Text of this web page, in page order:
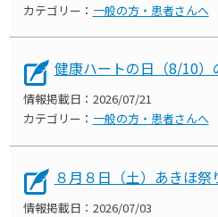
カテゴリー： 一般の方・患者さんへ
健康ハートの日（8/10
情報掲載日： 2026/07/21
カテゴリー： 一般の方・患者さんへ
８月８日（土）あきほ
情報掲載日： 2026/07/03